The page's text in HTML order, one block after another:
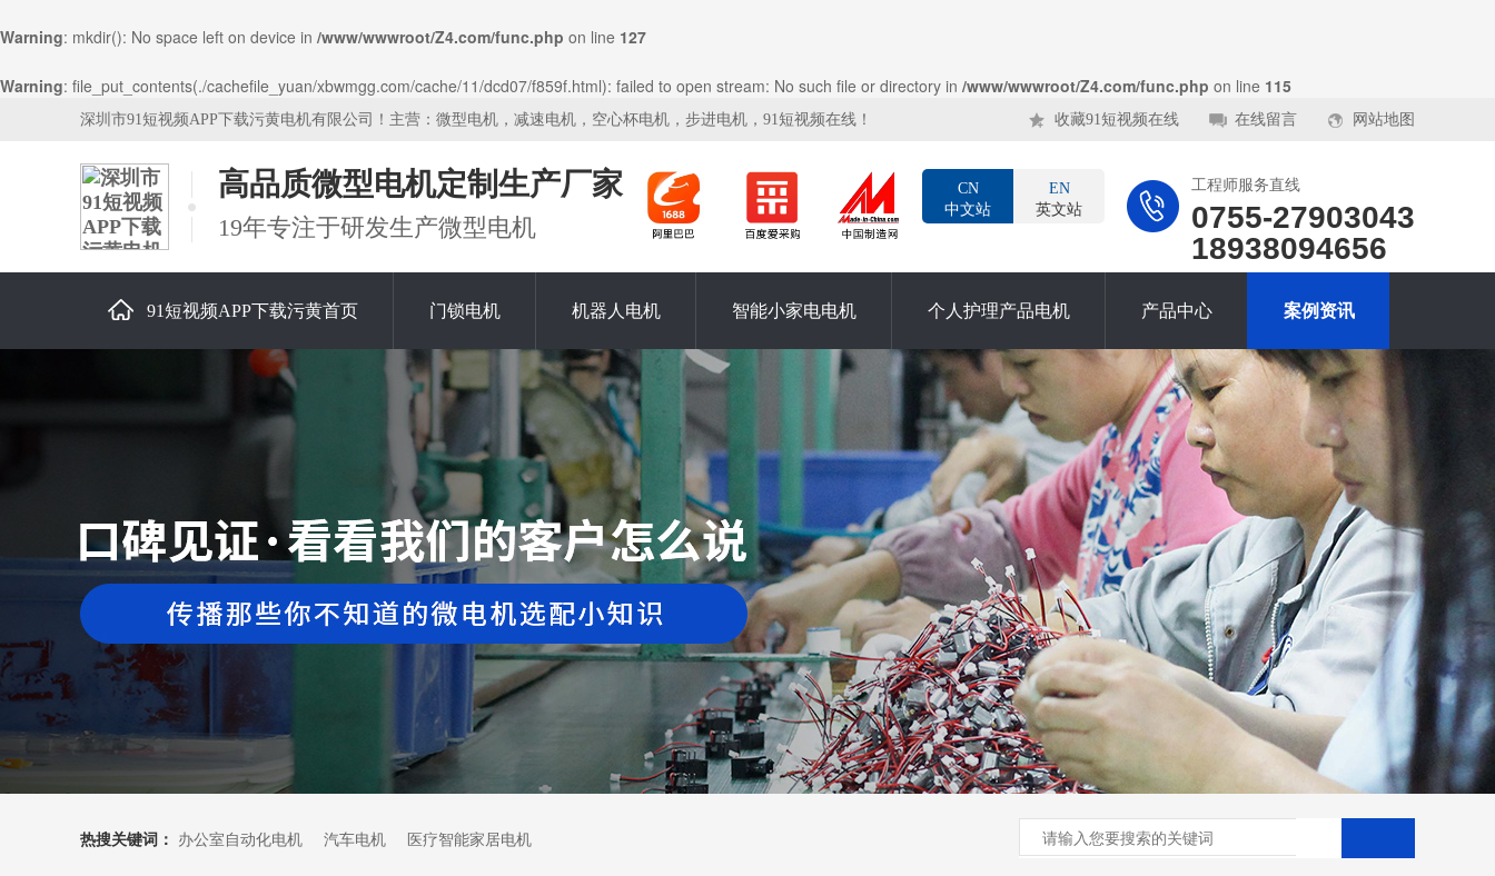
Warning: mkdir(): No space left on device in /www/wwwroot/Z4.com/func.php on line 127
Warning: file_put_contents(./cachefile_yuan/xbwmgg.com/cache/11/dcd07/f859f.html): failed to open stream: No such file or directory in /www/wwwroot/Z4.com/func.php on line 115
收藏91短视频在线 在线留言 网站地图
深圳市91短视频APP下载污黄电机有限公司！主营：微型电机，减速电机，空心杯电机，步进电机，91短视频在线！
高品质微型电机定制生产厂家
19年专注于研发生产微型电机
工程师服务直线
0755-27903043
18938094656
CN
中文站
EN
英文站
91短视频APP下载污黄首页 门锁电机 机器人电机 智能小家电电机 个人护理产品电机 产品中心 案例资讯
关于91短视频APP下载污黄
热搜关键词： 办公室自动化电机 汽车电机 医疗智能家居电机